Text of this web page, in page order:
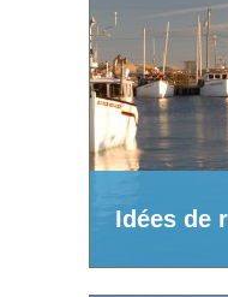
Idées de